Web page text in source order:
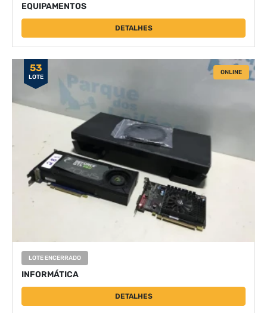
EQUIPAMENTOS
DETALHES
53
LOTE
ONLINE
LOTE ENCERRADO
INFORMÁTICA
DETALHES